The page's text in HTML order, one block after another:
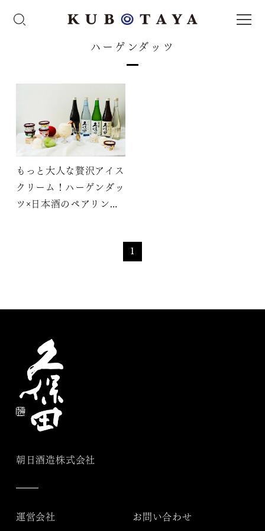
ハーゲンダッツ
もっと大人な贅沢アイス
クリーム！ハーゲンダッ
ツ×日本酒のペアリング
1
朝日酒造株式会社
運営会社 お問い合わせ